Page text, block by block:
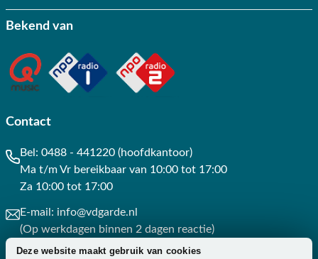
Deze website maakt gebruik van cookies
Bekend van
Contact
Bel: 0488 - 441220 (hoofdkantoor)
Ma t/m Vr bereikbaar van 10:00 tot 17:00
Za 10:00 tot 17:00
E-mail: info@vdgarde.nl
(Op werkdagen binnen 2 dagen reactie)
Whatsapp: 0488441220